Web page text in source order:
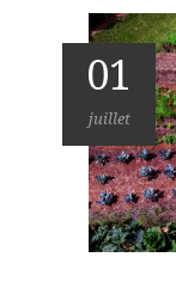
01
juillet